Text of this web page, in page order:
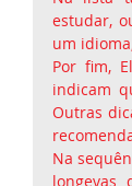
estudar,
um
Por fim,
indicam
Outras
Na
longevas